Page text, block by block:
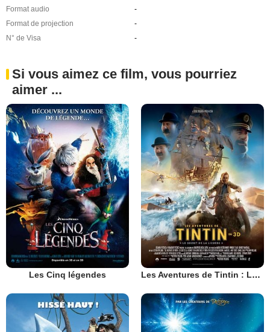
Format audio
-
Format de projection
-
N° de Visa
-
Si vous aimez ce film, vous pourriez
aimer ...
Les Cinq légendes Les Aventures de Tintin : Le Secret de la Licorne